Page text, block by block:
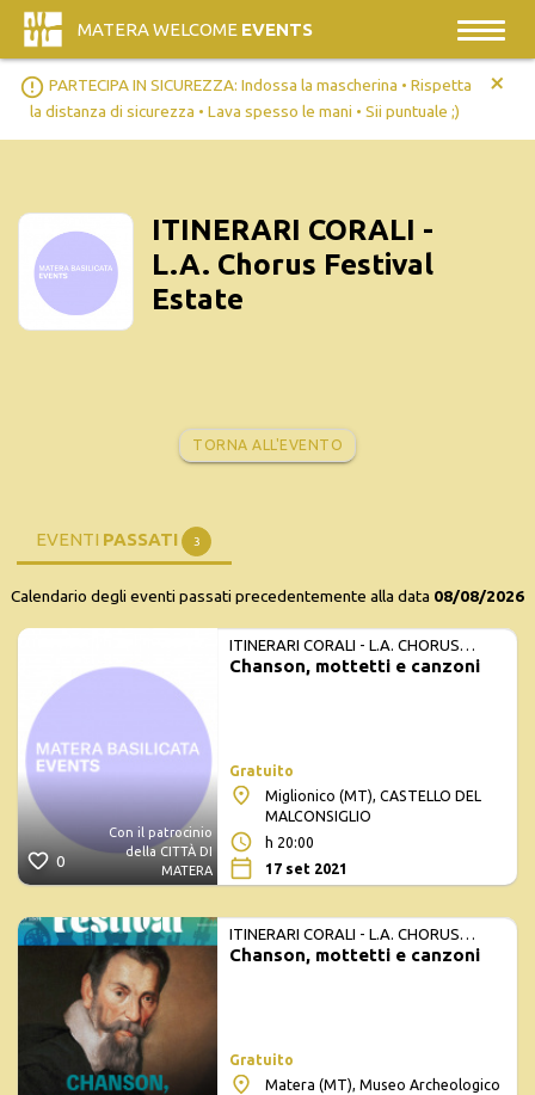
MATERA WELCOME EVENTS
error_outline PARTECIPA IN SICUREZZA: Indossa la mascherina • Rispetta
la distanza di sicurezza • Lava spesso le mani • Sii puntuale ;)
+
ITINERARI CORALI -
L.A. Chorus Festival
Estate
TORNA ALL'EVENTO
EVENTI PASSATI 3
Calendario degli eventi passati precedentemente alla data 08/08/2026
0
Con il patrocinio
della CITTÀ DI
MATERA
ITINERARI CORALI - L.A. CHORUS
FESTIVAL ESTATE
Chanson, mottetti e canzoni
Gratuito
Miglionico (MT), CASTELLO DEL
MALCONSIGLIO
h 20:00
17 set 2021
ITINERARI CORALI - L.A. CHORUS
FESTIVAL ESTATE
Chanson, mottetti e canzoni
Gratuito
Matera (MT), Museo Archeologico